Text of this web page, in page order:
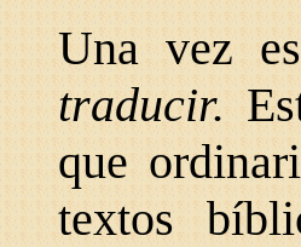
Una vez
traducir.
que
textos